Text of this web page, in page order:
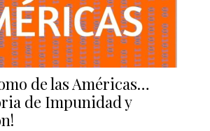
de las Américas…
de Impunidad y